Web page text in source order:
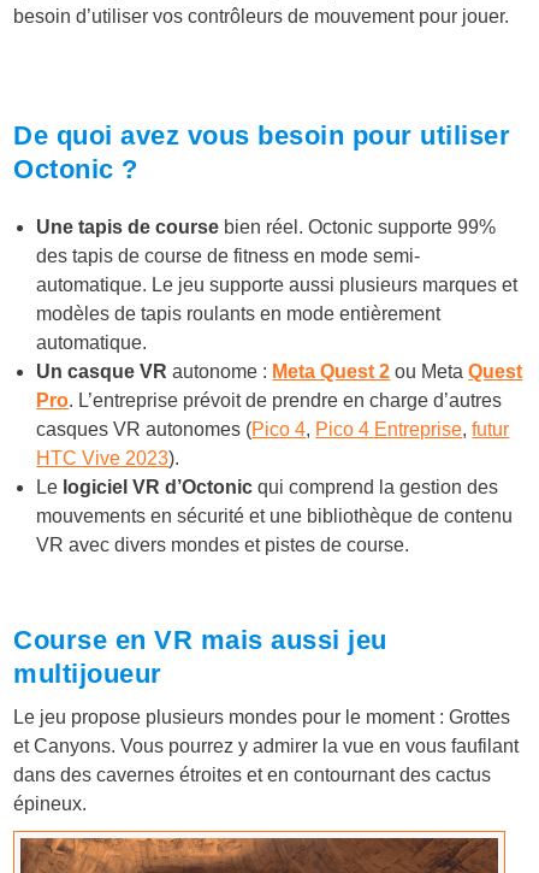
besoin d’utiliser vos contrôleurs de mouvement pour jouer.
De quoi avez vous besoin pour utiliser
Octonic ?
Une tapis de course bien réel. Octonic supporte 99%
des tapis de course de fitness en mode semi-
automatique. Le jeu supporte aussi plusieurs marques et
modèles de tapis roulants en mode entièrement
automatique.
Un casque VR autonome : Meta Quest 2 ou MetaQuest
Pro. L’entreprise prévoit de prendre en charge d’autres
casques VR autonomes (Pico 4, Pico 4 Entreprise,futur
HTC Vive 2023).
Le logiciel VR d’Octonic qui comprend la gestion des
mouvements en sécurité et une bibliothèque de contenu
VR avec divers mondes et pistes de course.
Course en VR mais aussi jeu
multijoueur
Le jeu propose plusieurs mondes pour le moment : Grottes
et Canyons. Vous pourrez y admirer la vue en vous faufilant
dans des cavernes étroites et en contournant des cactus
épineux.